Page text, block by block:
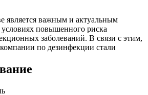
является важным и актуальным
повышенного риска
заболеваний. В связи с этим,
по дезинфекции стали